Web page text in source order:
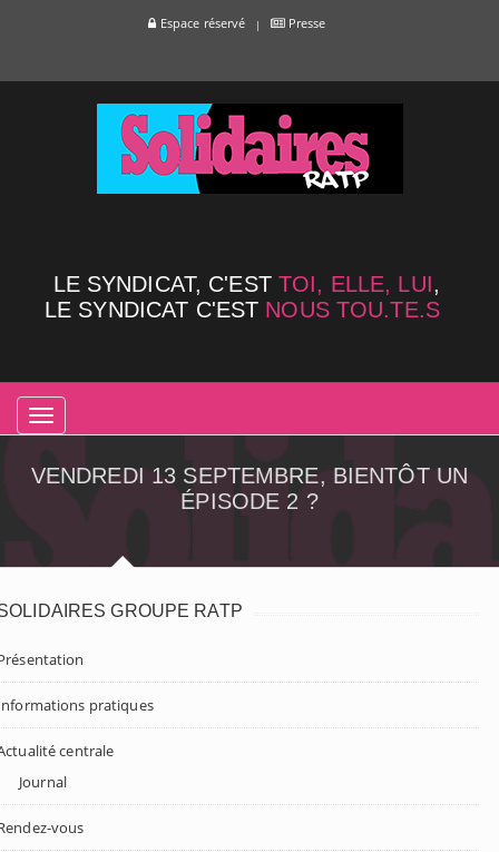
Espace réservé Presse
LE SYNDICAT, C'ESTTOI, ELLE, LUI,
LE SYNDICAT C'EST NOUS TOU.TE.S
TOGGLE
VENDREDI 13 SEPTEMBRE, BIENTÔT UN
ÉPISODE 2 ?
GROUPE RATP
pratiques
centrale
Journal
vous